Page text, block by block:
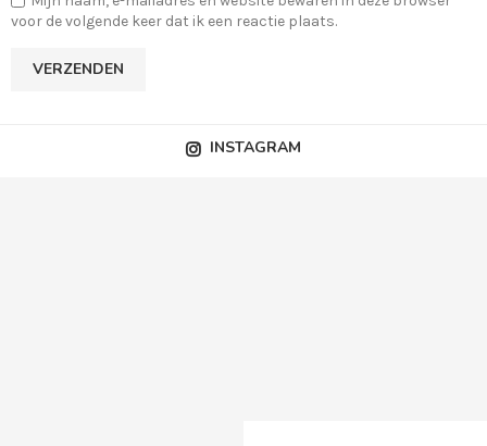
voor de volgende keer dat ik een reactie plaats.
INSTAGRAM